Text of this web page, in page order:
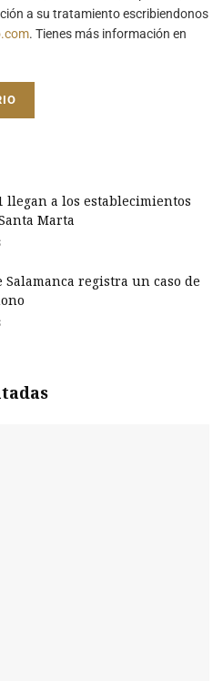
a su tratamiento escribiendonos
. Tienes más información en
llegan a los establecimientos
Marta
Salamanca registra un caso de